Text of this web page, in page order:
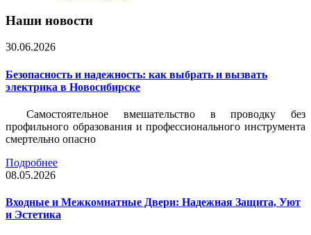
Наши новости
30.06.2026
Безопасность и надежность: как выбрать и вызвать
электрика в Новосибирске
Самостоятельное вмешательство в проводку без
профильного образования и профессионального инструмента
смертельно опасно
Подробнее
08.05.2026
Входные и Межкомнатные Двери: Надежная Защита, Уют
и Эстетика